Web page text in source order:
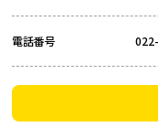
電話番号